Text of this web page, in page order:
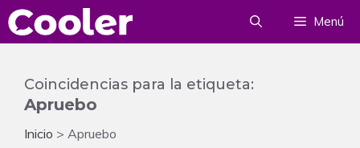
Saltar
al
Menú
Coincidencias para la etiqueta:
Apruebo
Inicio > Apruebo